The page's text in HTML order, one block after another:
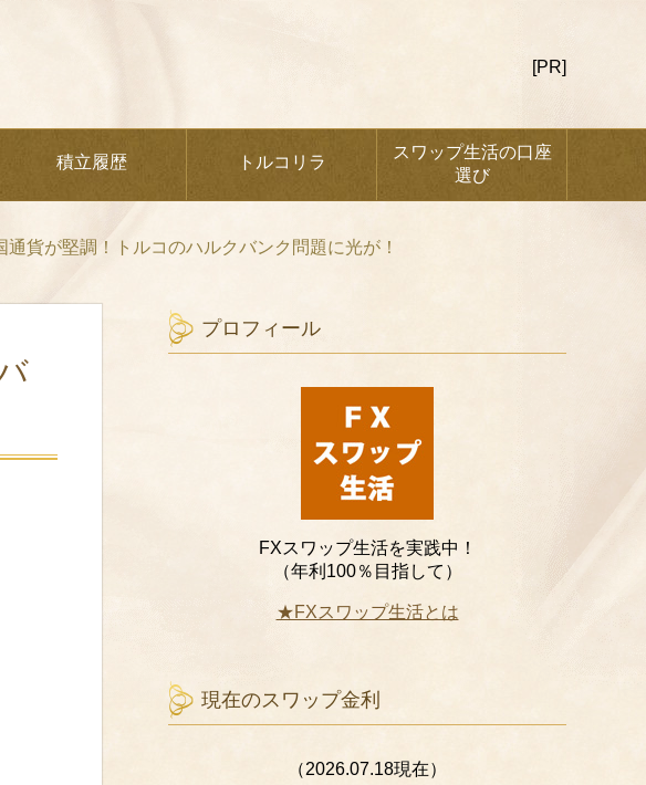
[PR]
積立履歴 トルコリラ
スワップ生活の口座
選び
通貨が堅調！トルコのハルクバンク問題に光が！
プロフィール
FXスワップ生活を実践中！
（年利100％目指して）
★FXスワップ生活とは
現在のスワップ金利
（2026.07.18現在）